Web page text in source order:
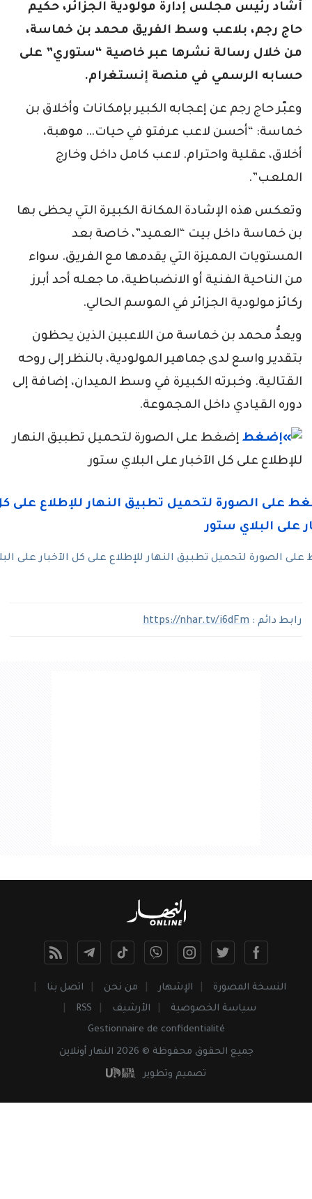
أشاد رئيس مجلس إدارة مولودية الجزائر، حكيم
حاج رجم، بلاعب وسط الفريق محمد بن خماسة،
من خلال رسالة نشرها عبر خاصية “ستوري” على
حسابه الرسمي في منصة إنستغرام.
وعبّر حاج رجم عن إعجابه الكبير بإمكانات وأخلاق بن
خماسة: “أحسن لاعب عرفتو في حيات… موهبة،
أخلاق، عقلية واحترام. لاعب كامل داخل وخارج
الملعب”.
وتعكس هذه الإشادة المكانة الكبيرة التي يحظى بها
بن خماسة داخل بيت “العميد”، خاصة بعد
المستويات المميزة التي يقدمها مع الفريق. سواء
من الناحية الفنية أو الانضباطية، ما جعله أحد أبرز
ركائز مولودية الجزائر في الموسم الحالي.
ويعدُّ محمد بن خماسة من اللاعبين الذين يحظون
بتقدير واسع لدى جماهير المولودية، بالنظر إلى روحه
القتالية. وخبرته الكبيرة في وسط الميدان، إضافة إلى
دوره القيادي داخل المجموعة.
إضغط على الصورة لتحميل تطبيق النهار
للإطلاع على كل الآخبار على البلاي ستور
الصورة لتحميل تطبيق النهار للإطلاع على كل الآخبار على
رابط دائم : https://nhar.tv/i6dFm
النسخة المصورة الإشهار من نحن
اتصل بنا
سياسة الخصوصية
الأرشيف
RSS
Gestionnaire de confidentialité
جميع الحقوق محفوظة © 2026 النهار أونلاين
تصميم وتطوير